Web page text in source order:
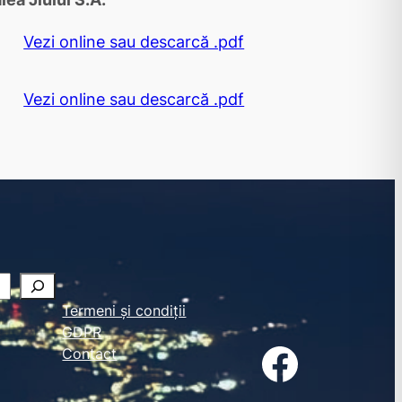
Vezi online sau descarcă .pdf
Vezi online sau descarcă .pdf
Termeni și condiții
GDPR
Contact
Facebook